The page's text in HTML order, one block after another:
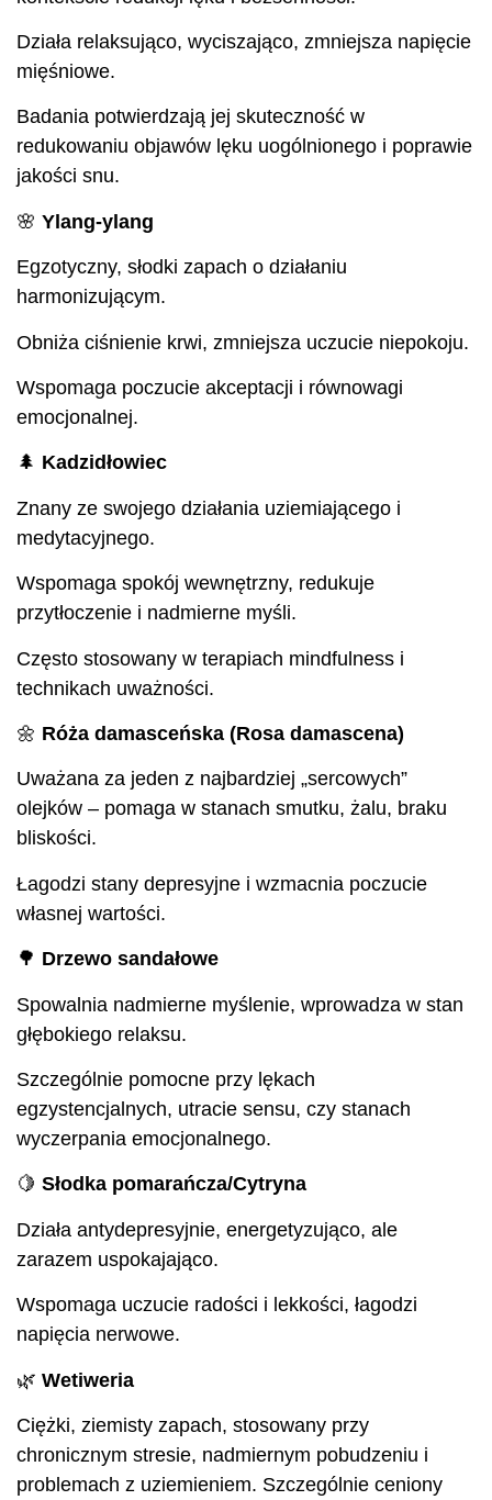
Działa relaksująco, wyciszająco, zmniejsza napięcie
mięśniowe.
Badania potwierdzają jej skuteczność w
redukowaniu objawów lęku uogólnionego i poprawie
jakości snu.
🌸 Ylang-ylang
Egzotyczny, słodki zapach o działaniu
harmonizującym.
Obniża ciśnienie krwi, zmniejsza uczucie niepokoju.
Wspomaga poczucie akceptacji i równowagi
emocjonalnej.
🌲 Kadzidłowiec
Znany ze swojego działania uziemiającego i
medytacyjnego.
Wspomaga spokój wewnętrzny, redukuje
przytłoczenie i nadmierne myśli.
Często stosowany w terapiach mindfulness i
technikach uważności.
🌼 Róża damasceńska (Rosa damascena)
Uważana za jeden z najbardziej „sercowych”
olejków – pomaga w stanach smutku, żalu, braku
bliskości.
Łagodzi stany depresyjne i wzmacnia poczucie
własnej wartości.
🌳 Drzewo sandałowe
Spowalnia nadmierne myślenie, wprowadza w stan
głębokiego relaksu.
Szczególnie pomocne przy lękach
egzystencjalnych, utracie sensu, czy stanach
wyczerpania emocjonalnego.
🍋 Słodka pomarańcza/Cytryna
Działa antydepresyjnie, energetyzująco, ale
zarazem uspokajająco.
Wspomaga uczucie radości i lekkości, łagodzi
napięcia nerwowe.
🌿 Wetiweria
Ciężki, ziemisty zapach, stosowany przy
chronicznym stresie, nadmiernym pobudzeniu i
problemach z uziemieniem. Szczególnie ceniony